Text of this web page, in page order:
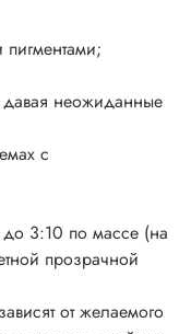
пигментами;
давая неожиданные
с
3:10 по массе (на
прозрачной
от желаемого